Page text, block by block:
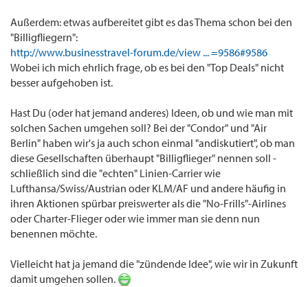
Außerdem: etwas aufbereitet gibt es das Thema schon bei den
"Billigfliegern":
http://www.businesstravel-forum.de/view ... =9586#9586
Wobei ich mich ehrlich frage, ob es bei den "Top Deals" nicht
besser aufgehoben ist.
Hast Du (oder hat jemand anderes) Ideen, ob und wie man mit
solchen Sachen umgehen soll? Bei der "Condor" und "Air
Berlin" haben wir's ja auch schon einmal "andiskutiert", ob man
diese Gesellschaften überhaupt "Billigflieger" nennen soll -
schließlich sind die "echten" Linien-Carrier wie
Lufthansa/Swiss/Austrian oder KLM/AF und andere häufig in
ihren Aktionen spürbar preiswerter als die "No-Frills"-Airlines
oder Charter-Flieger oder wie immer man sie denn nun
benennen möchte.
Vielleicht hat ja jemand die "zündende Idee", wie wir in Zukunft
damit umgehen sollen.